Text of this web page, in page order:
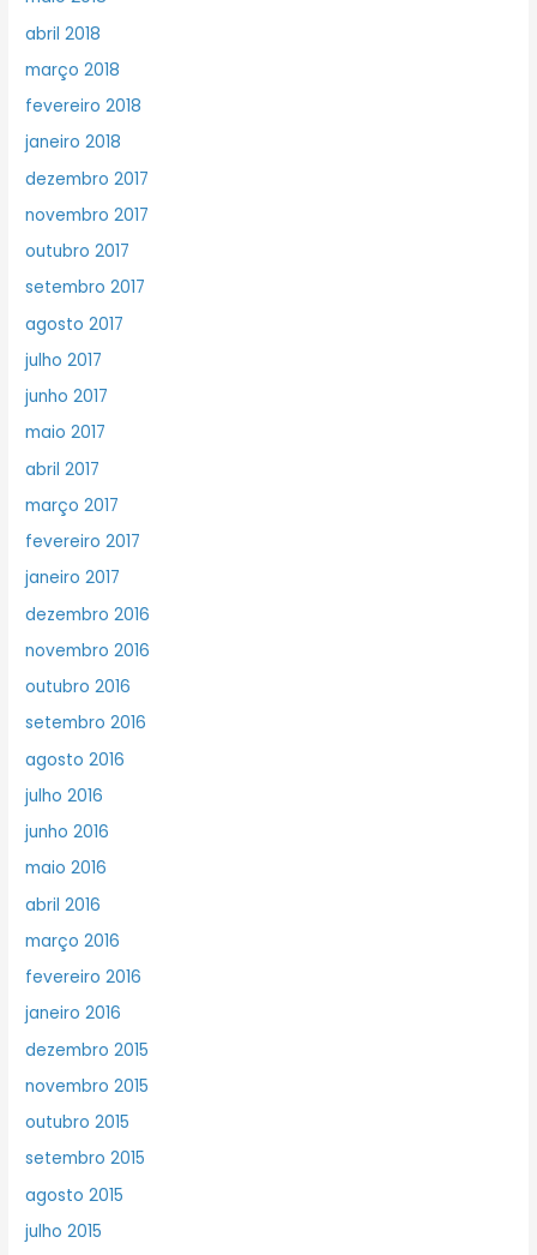
abril 2018
março 2018
fevereiro 2018
janeiro 2018
dezembro 2017
novembro 2017
outubro 2017
setembro 2017
agosto 2017
julho 2017
junho 2017
maio 2017
abril 2017
março 2017
fevereiro 2017
janeiro 2017
dezembro 2016
novembro 2016
outubro 2016
setembro 2016
agosto 2016
julho 2016
junho 2016
maio 2016
abril 2016
março 2016
fevereiro 2016
janeiro 2016
dezembro 2015
novembro 2015
outubro 2015
setembro 2015
agosto 2015
julho 2015